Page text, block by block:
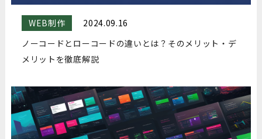
WEB制作
2024.09.16
ノーコードとローコードの違いとは？そのメリット・デ
メリットを徹底解説